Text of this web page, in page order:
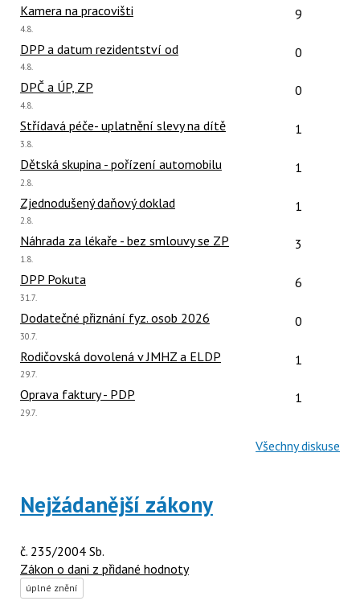
Kamera na pracovišti Počet
9
Poslední
4.8.
DPP a datum rezidentství od Počet
0
Poslední
4.8.
DPČ a ÚP, ZP Počet
0
Poslední
4.8.
Střídavá péče- uplatnění slevy na dítě Počet
1
Poslední
3.8.
Dětská skupina - pořízení automobilu Počet
1
Poslední
2.8.
Zjednodušený daňový doklad Počet
1
Poslední
2.8.
Náhrada za lékaře - bez smlouvy se ZP Počet
3
Poslední
1.8.
DPP Pokuta Počet
6
Poslední
31.7.
Dodatečné přiznání fyz. osob 2026 Počet
0
Poslední
30.7.
Rodičovská dovolená v JMHZ a ELDP Počet
1
Poslední
29.7.
Oprava faktury - PDP Počet
1
Poslední
29.7.
Všechny diskuse
Nejžádanější zákony
č. 235/2004 Sb.
Zákon o dani z přidané hodnoty
úplné znění